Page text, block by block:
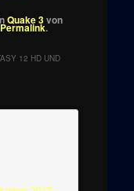
Quake 3von
Permalink.
12 HD UND